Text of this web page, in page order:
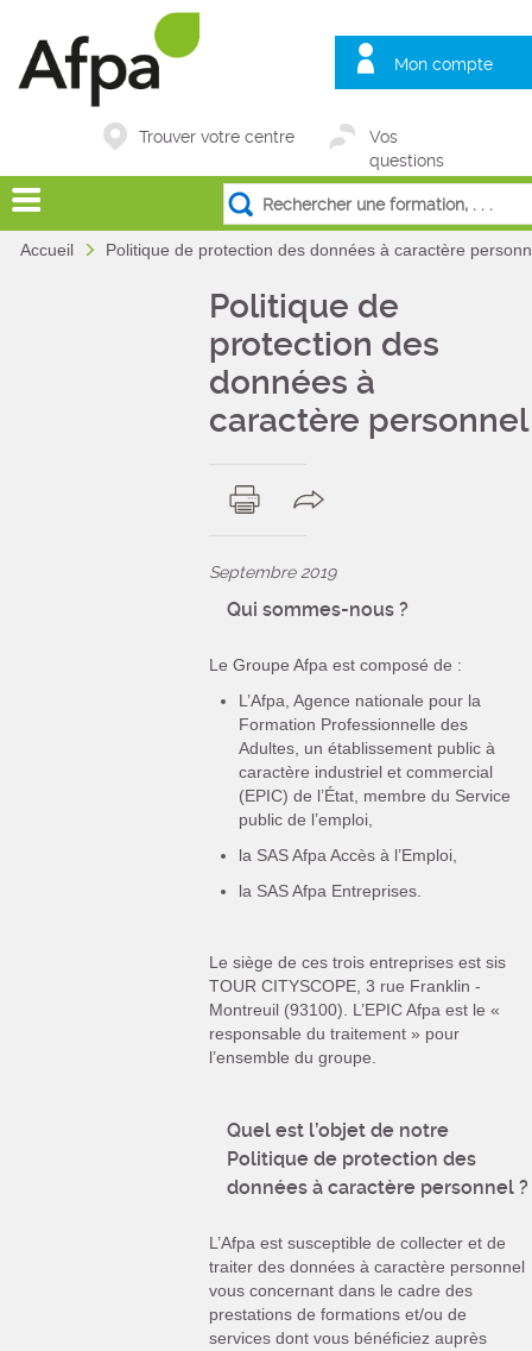
Mon compte
Trouver votre centre
Vos
questions
Accueil Politique de protection des données à caractère
Politique de
protection des
données à
caractère personnel
Septembre 2019
Qui sommes-nous ?
Le Groupe Afpa est composé de :
L’Afpa, Agence nationale pour la
Formation Professionnelle des
Adultes, un établissement public à
caractère industriel et commercial
(EPIC) de l’État, membre du Service
public de l’emploi,
la SAS Afpa Accès à l’Emploi,
la SAS Afpa Entreprises.
Le siège de ces trois entreprises est sis
TOUR CITYSCOPE, 3 rue Franklin -
Montreuil (93100). L’EPIC Afpa est le «
responsable du traitement » pour
l’ensemble du groupe.
Quel est l’objet de notre
Politique de protection des
données à caractère personnel ?
L’Afpa est susceptible de collecter et de
traiter des données à caractère personnel
vous concernant dans le cadre des
prestations de formations et/ou de
services dont vous bénéficiez auprès